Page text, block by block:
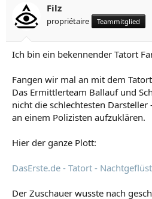
l
r
l
l
a
m
Filz
propriétaire Teammitglied
Ich bin ein bekennender Tatort
Fangen wir mal an mit dem
Das Ermittlerteam Ballauf und
nicht die schlechtesten
an einem Polizisten aufzuklären.
Hier der ganze Plott:
DasErste.de - Tatort -
Der Zuschauer wusste nach